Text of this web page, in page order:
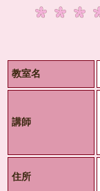
教室名
講師
住所